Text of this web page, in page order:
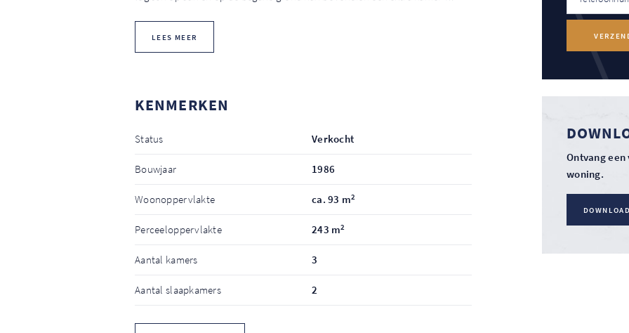
LEES MEER
KENMERKEN
Status Verkocht
Bouwjaar 1986
Woonoppervlakte ca. 93 m2
Perceeloppervlakte 243 m2
Aantal kamers 3
Aantal slaapkamers 2
Ontvang
woning.